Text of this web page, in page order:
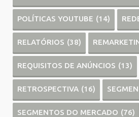
POLÍTICAS YOUTUBE (14)
RELATÓRIOS (38)
REQUISITOS DE ANÚNCIOS (13)
RETROSPECTIVA (16)
SEGMENTOS DO MERCADO (76)